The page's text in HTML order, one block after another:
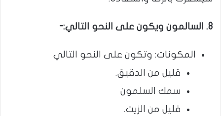
8. السالمون ويكون على النحو التالي:-
المكونات: وتكون على النحو التالي
قليل من الدقيق.
سمك السلمون
قليل من الزيت.